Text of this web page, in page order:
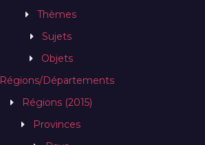
Thèmes
Sujets
Objets
Régions/Départements
Régions (2015)
Provinces